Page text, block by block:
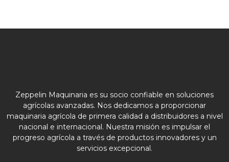
Zeppelin Maquinaria es su socio confiable en soluciones
agrícolas avanzadas. Nos dedicamos a proporcionar
maquinaria agrícola de primera calidad a distribuidores a nivel
nacional e internacional. Nuestra misión es impulsar el
progreso agrícola a través de productos innovadores y un
servicios excepcional.